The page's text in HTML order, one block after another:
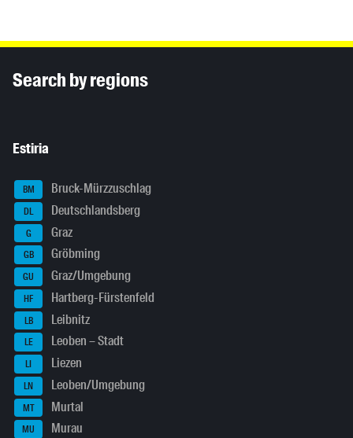
Search by regions
Estiria
BM Bruck-Mürzzuschlag
DL Deutschlandsberg
G Graz
GB Gröbming
GU Graz/Umgebung
HF Hartberg-Fürstenfeld
LB Leibnitz
LE Leoben – Stadt
LI Liezen
LN Leoben/Umgebung
MT Murtal
MU Murau